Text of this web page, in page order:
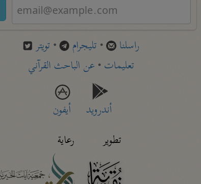
راسلنا • تليجرام • تويتر
تعليمات• عن الباحث القرآني
أندرويد
أيفون
تطوير
رعاية